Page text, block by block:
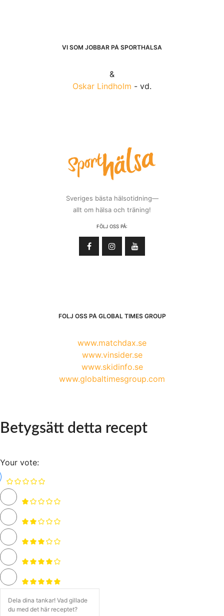
VI SOM JOBBAR PÅ SPORTHÄLSA
&
Oskar Lindholm - vd.
Sveriges bästa hälsotidning—
allt om hälsa och träning!
FÖLJ OSS PÅ:
FÖLJ OSS PÅ GLOBAL TIMES GROUP
www.matchdax.se
www.vinsider.se
www.skidinfo.se
www.globaltimesgroup.com
Betygsätt detta recept
Your vote: